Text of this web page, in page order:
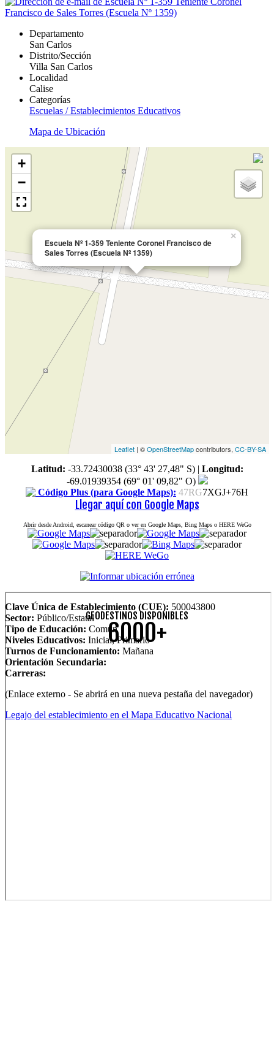
Departamento
San Carlos
Distrito/Sección
Villa San Carlos
Localidad
Calise
Categorías
Escuelas / Establecimientos Educativos
Mapa de Ubicación
Escuela Nº 1-359 Teniente Coronel Francisco de
Sales Torres (Escuela Nº 1359)
×
+
−
Leaflet | ©OpenStreetMapcontributors, CC-BY-SA
Latitud: -33.72430038 (33° 43' 27,48" S)| Longitud:
-69.01939354 (69° 01' 09,82" O)
Código Plus (para Google Maps): 47RG7XGJ+76H
Llegar aquí con Google Maps
Abrir desde Android, escanear código QR o ver en Google Maps, Bing Maps o HERE WeGo
Clave Única de Establecimiento (CUE): 500043800
Sector: Público/Estatal
Tipo de Educación: Común
Niveles Educativos: Inicial, Primario
Turnos de Funcionamiento: Mañana
Orientación Secundaria:
Carreras:
(Enlace externo - Se abrirá en una nueva pestaña del navegador)
Legajo del establecimiento en el Mapa Educativo Nacional
GEODESTINOS DISPONIBLES
6000+